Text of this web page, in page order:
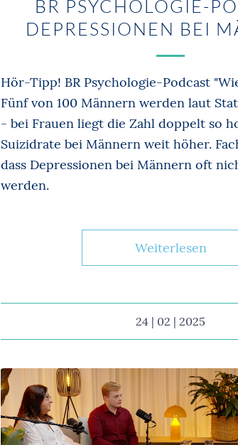
BR PSYCHOLOGIE-
DEPRESSIONEN BEI
Hör-Tipp! BR Psychologie-Podcast
Fünf von 100 Männern werden laut
- bei Frauen liegt die Zahl doppelt so
Suizidrate bei Männern weit höher.
dass Depressionen bei Männern oft
werden.
Weiterlesen
24 | 02 | 2025